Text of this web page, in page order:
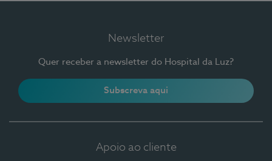
Newsletter
Quer receber a newsletter do Hospital da Luz?
Subscreva aqui
Apoio ao cliente